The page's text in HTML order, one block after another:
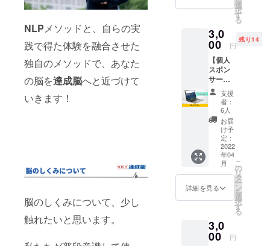
NLPメソッドと、自らの実
践で得た体験を融合させた
独自のメソッドで、あなた
の脳を達成脳へと近づけて
いきます！
脳のしくみについて、少し
触れたいと思います。
事が自分の
成長に必要
であるとい
うとらえ方
ができるよ
うになり、
無意識に影
響を与える
言葉の使い
方やイメー
ジすること
の影響力な
ど、脳・無
方を知った
ことで劇的
日程は
2022年
4月以降
で毎月1
回開催
を予定
してお
り、そ
のいず
れか1回
を受講
可能と
なって
おりま
す。 ※
日程及
び詳細
はメー
しま
す。
選
択
す
る
3,0
00 円
残り14
【個人
スポン
サー】
寺岡式
達成脳
トレー
ニング
の個人
スポン
サーに
なれる
権利で
す。 寺
岡式達
成脳ト
HPに支
援者と
してお
支援
者：
6人
お届
け予
定：
2022
年04
月
詳細を見る
こ
の
リ
タ
ー
ン
を
選
択
す
る
3,0
00 円